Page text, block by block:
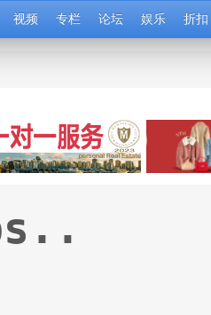
视频 专栏 论坛 娱乐 折扣